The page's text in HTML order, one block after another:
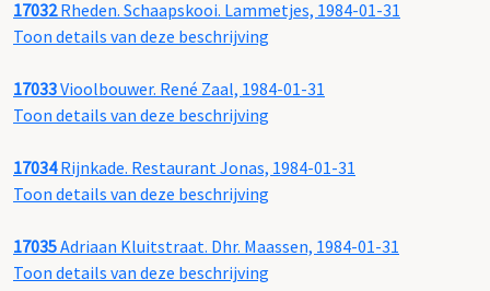
17032Rheden. Schaapskooi. Lammetjes, 1984-01-31
Toon details van deze beschrijving
17033Vioolbouwer. René Zaal, 1984-01-31
Toon details van deze beschrijving
17034Rijnkade. Restaurant Jonas, 1984-01-31
Toon details van deze beschrijving
17035Adriaan Kluitstraat. Dhr. Maassen, 1984-01-31
Toon details van deze beschrijving